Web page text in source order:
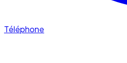
Téléphone